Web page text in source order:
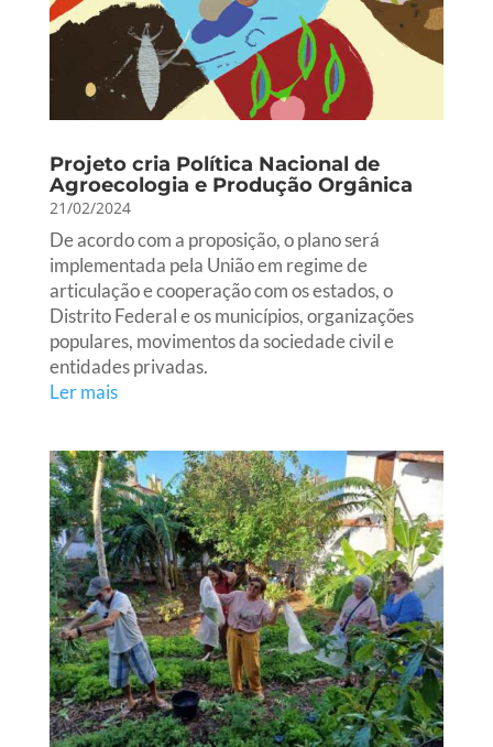
Projeto cria Política Nacional de
Agroecologia e Produção Orgânica
21/02/2024
De acordo com a proposição, o plano será
implementada pela União em regime de
articulação e cooperação com os estados, o
Distrito Federal e os municípios, organizações
populares, movimentos da sociedade civil e
entidades privadas.
Ler mais